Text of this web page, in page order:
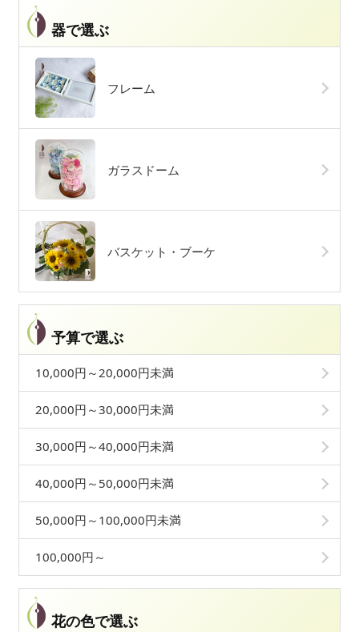
器で選ぶ
フレーム
ガラスドーム
バスケット・ブーケ
予算で選ぶ
10,000円～20,000円未満
20,000円～30,000円未満
30,000円～40,000円未満
40,000円～50,000円未満
50,000円～100,000円未満
100,000円～
花の色で選ぶ